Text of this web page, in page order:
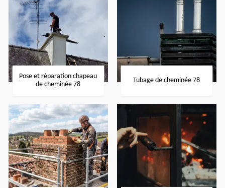
Pose et réparation chapeau
de cheminée 78
Tubage de cheminée 78